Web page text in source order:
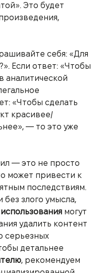
Это будет
себя: «Для
Если ответ: «Чтобы
аналитической
«Чтобы сделать
красивее/
— то это уже
— это не просто
может привести к
последствиям.
злого умысла,
могут
удалить контент
серьезных
детальнее
, рекомендуем